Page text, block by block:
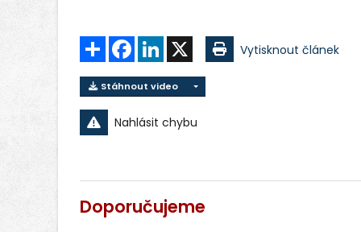
Sdílet FacebookLinkedIn Vytisknout článek
Stáhnout video
Nahlásit chybu
Doporučujeme